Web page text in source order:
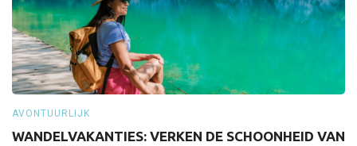
AVONTUURLIJK
WANDELVAKANTIES: VERKEN DE SCHOONHEID VAN